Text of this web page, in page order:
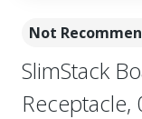
Not
SlimStack
Receptacle,